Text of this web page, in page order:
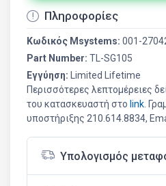
Πληροφορίες
Κωδικός Msystems: 001-
Part Number: TL-SG105
Εγγύηση:
Limited Lifetime
Περισσότερες λεπτομέρειες
του κατασκευαστή στο link .
υποστήριξης 210.614.8834,
Υπολογισμός